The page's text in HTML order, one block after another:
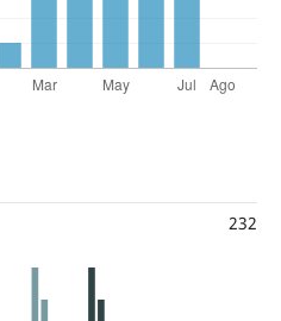
232